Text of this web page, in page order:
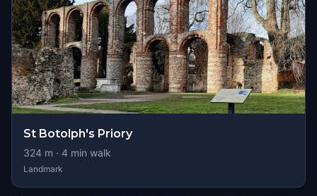
St Botolph's Priory
324 m · 4 min walk
Landmark